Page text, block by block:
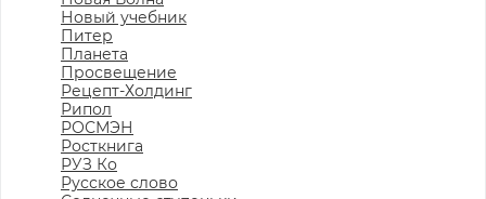
Новый учебник
Питер
Планета
Просвещение
Рецепт-Холдинг
Рипол
РОСМЭН
Росткнига
РУЗ Ко
Русское слово